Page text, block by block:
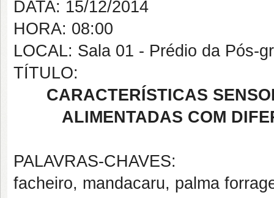
DATA: 15/12/2014
HORA: 08:00
LOCAL: Sala 01 - Prédio da Pós-
TÍTULO:
CARACTERÍSTICAS
ALIMENTADAS COM
PALAVRAS-CHAVES:
facheiro, mandacaru, palma